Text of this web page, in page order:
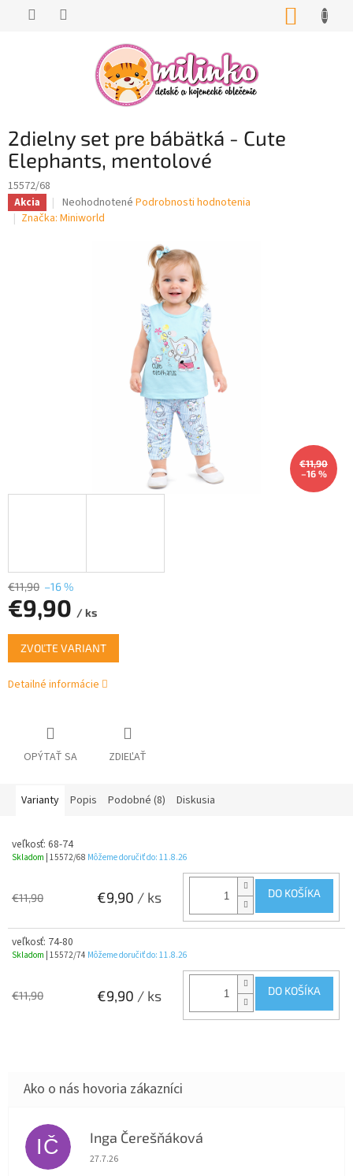
2dielny set pre bábätká - Cute
Elephants, mentolové
15572/68
Akcia
Priemerné
hodnotenie
Neohodnotené Podrobnosti hodnotenia
Značka: Miniworld
€11,90
–16 %
€11,90 –16 %
€9,90 / ks
Jednotková
cena:
ZVOĽTE VARIANT
Detailné informácie
OPÝTAŤ SA ZDIEĽAŤ
Varianty Popis Podobné (8) Diskusia
veľkosť: 68-74
Skladom | 15572/68 Môžeme doručiť do: 11.8.26
€11,90 €9,90 / ks DO KOŠÍKA
veľkosť: 74-80
Skladom | 15572/74 Môžeme doručiť do: 11.8.26
€11,90 €9,90 / ks DO KOŠÍKA
IČ Inga Čerešňáková
Hodnotenie obchodu je 5 z 5 hviezdičiek.
27.7.26